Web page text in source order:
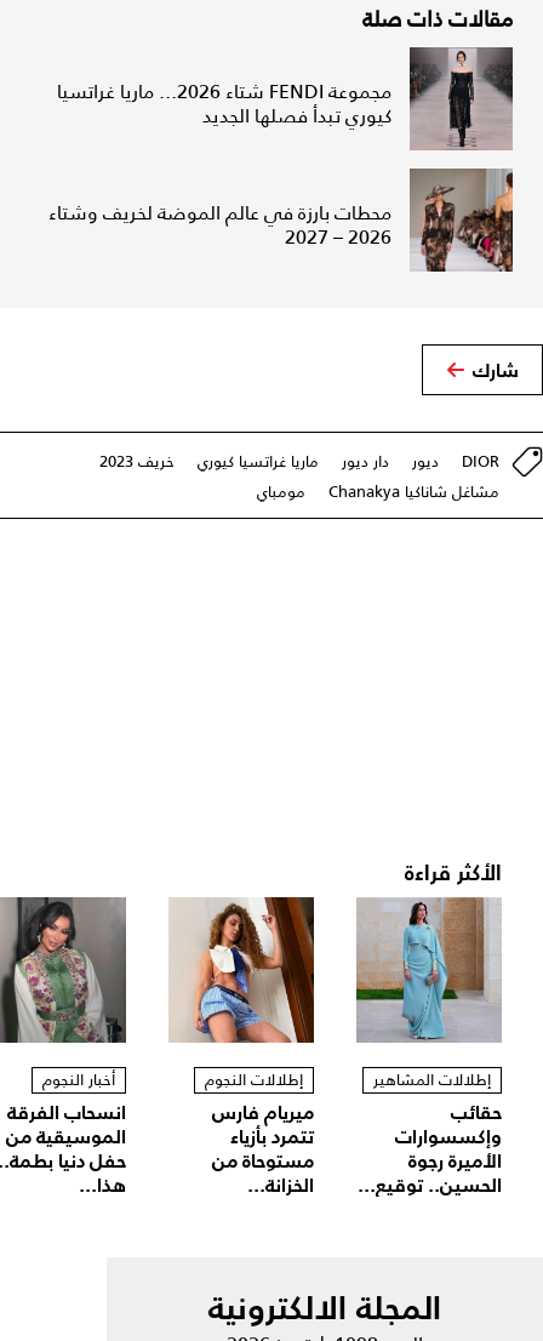
مقالات ذات صلة
مجموعة FENDI شتاء 2026... ماريا غراتسيا
كيوري تبدأ فصلها الجديد
محطات بارزة في عالم الموضة لخريف وشتاء
2026 – 2027
شارك
DIOR ديور دار ديور ماريا غراتسيا كيوري
خريف 2023
مشاغل شاناكيا Chanakya
مومباي
الأكثر قراءة
إطلالات المشاهير
حقائب
وإكسسوارات
الأميرة رجوة
الحسين.. توقيع...
إطلالات النجوم
ميريام فارس
تتمرد بأزياء
مستوحاة من
الخزانة...
أخبار النجوم
انسحاب الفرقة
الموسيقية من
حفل دنيا
هذا...
المجلة الالكترونية